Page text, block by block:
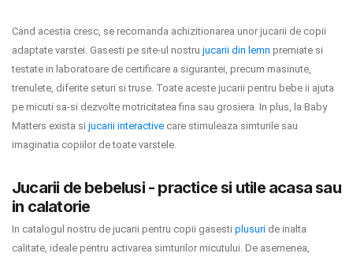
Cand acestia cresc, se recomanda achizitionarea unor jucarii de copii
adaptate varstei. Gasesti pe site-ul nostru jucarii din lemn premiate si
testate in laboratoare de certificare a sigurantei, precum masinute,
trenulete, diferite seturi si truse. Toate aceste jucarii pentru bebe ii ajuta
pe micuti sa-si dezvolte motricitatea fina sau grosiera. In plus, la Baby
Matters exista si jucarii interactive care stimuleaza simturile sau
imaginatia copiilor de toate varstele.
Jucarii de bebelusi - practice si utile acasa sau
in calatorie
In catalogul nostru de jucarii pentru copii gasesti plusuri de inalta
calitate, ideale pentru activarea simturilor micutului. De asemenea,